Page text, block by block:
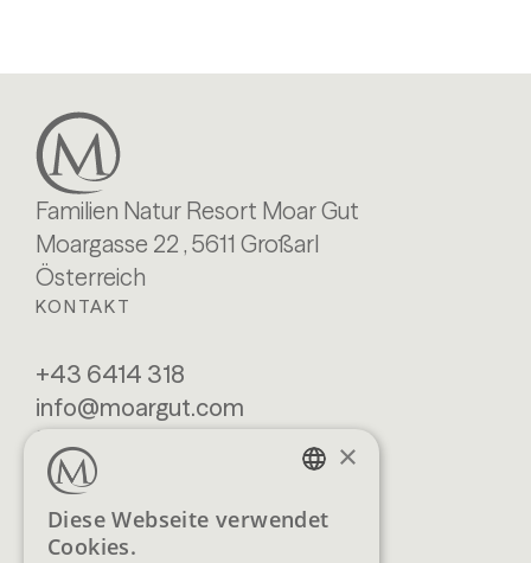
Familien Natur Resort Moar Gut
Moargasse 22 , 5611 Großarl
Österreich
KONTAKT
+43 6414 318
info@moargut.com
SERVICES
Lage & Anreise
Blog
Buchen
Anfragen
×
Diese Webseite verwendet
Cookies.